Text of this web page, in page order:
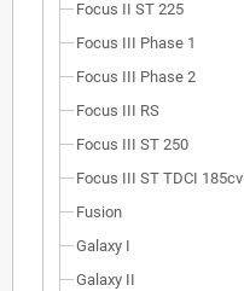
Focus II ST 225
Focus III Phase 1
Focus III Phase 2
Focus III RS
Focus III ST 250
Focus III ST TDCI 185cv
Fusion
Galaxy I
Galaxy II